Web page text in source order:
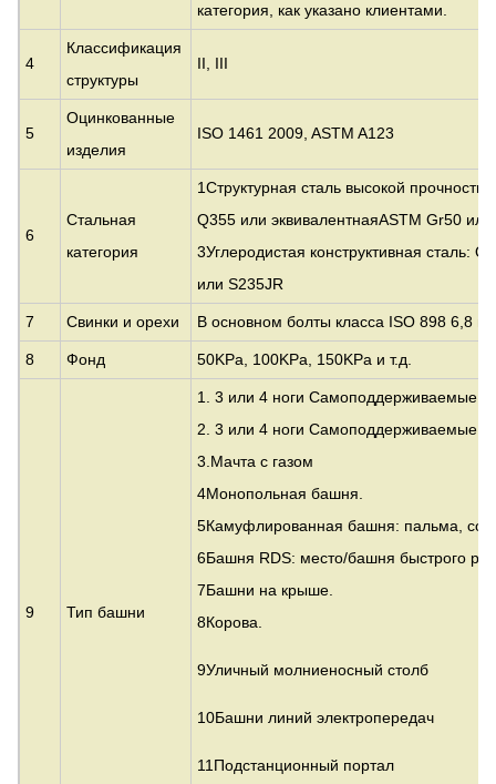
категория, как указано клиентами.
4
Классификация
структуры
II, III
5
Оцинкованные
изделия
ISO 1461 2009, ASTM A123
6
Стальная
категория
1Структурная сталь высокой прочности
Q355 или эквивалентнаяASTM Gr50
3Углеродистая конструктивная сталь:
или S235JR
7 Свинки и орехи В основном болты класса ISO 898 6,8 и
8 Фонд 50KPa, 100KPa, 150KPa и т.д.
9 Тип башни
1. 3 или 4 ноги Самоподдерживаемые
2. 3 или 4 ноги Самоподдерживаемые
3.Мачта с газом
4Монопольная башня.
5Камуфлированная башня: пальма,
6Башня RDS: место/башня быстрого
7Башни на крыше.
8Корова.
9Уличный молниеносный столб
10Башни линий электропередач
11Подстанционный портал